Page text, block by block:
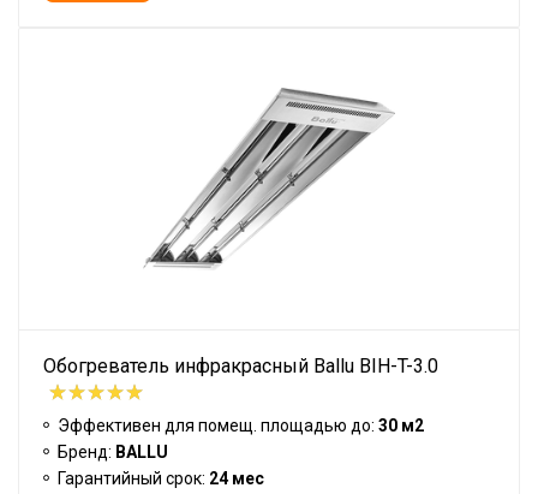
Обогреватель инфракрасный Ballu BIH-T-3.0
Эффективен для помещ. площадью до: 30 м2
Бренд: BALLU
Гарантийный срок: 24 мес